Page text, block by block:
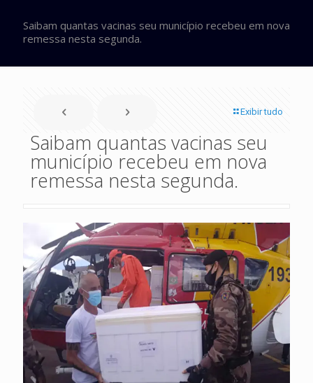
Saibam quantas vacinas seu município recebeu em nova
remessa nesta segunda.
Exibir tudo
Saibam quantas vacinas seu
município recebeu em nova
remessa nesta segunda.